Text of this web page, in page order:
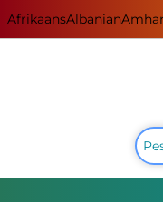
AfrikaansAlbanian